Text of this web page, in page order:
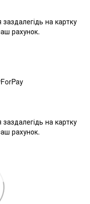
на картку
рахунок.
на картку
рахунок.